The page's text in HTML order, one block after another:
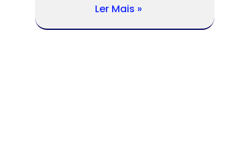
Ler Mais »